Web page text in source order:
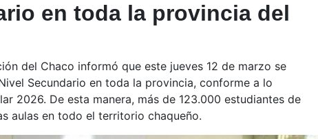
en toda la provincia del
del Chaco informó que este jueves 12 de marzo se
Secundario en toda la provincia, conforme a lo
2026. De esta manera, más de 123.000 estudiantes de
aulas en todo el territorio chaqueño.